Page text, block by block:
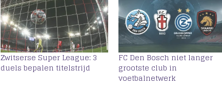
Zwitserse Super League: 3
duels bepalen titelstrijd
FC Den Bosch niet langer
grootste club in
voetbalnetwerk